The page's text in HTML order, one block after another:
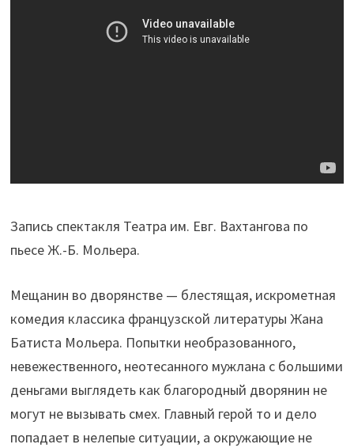
Запись спектакля Театра им. Евг. Вахтангова по
пьесе Ж.-Б. Мольера.
Мещанин во дворянстве — блестящая, искрометная
комедия классика французской литературы Жана
Батиста Мольера. Попытки необразованного,
невежественного, неотесанного мужлана с большими
деньгами выглядеть как благородный дворянин не
могут не вызывать смех. Главный герой то и дело
попадает в нелепые ситуации, а окружающие не